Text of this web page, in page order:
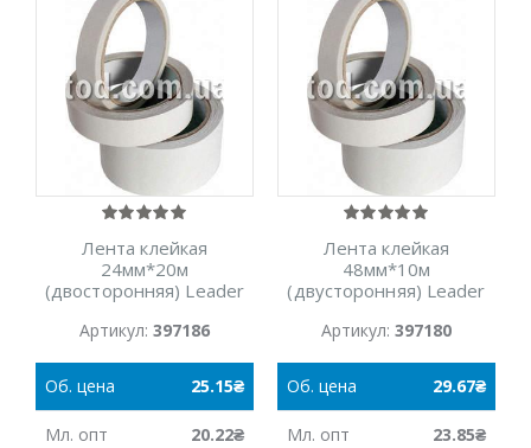
Лента клейкая
24мм*20м
(двосторонняя) Leader
Артикул: 397186
Об. цена 25.15₴
Мл. опт 20.22₴
Лента клейкая
48мм*10м
(двусторонняя) Leader
Артикул: 397180
Об. цена 29.67₴
Мл. опт 23.85₴